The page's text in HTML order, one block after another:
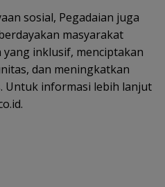
sosial, Pegadaian juga
masyarakat
inklusif, menciptakan
dan meningkatkan
Untuk informasi lebih lanjut